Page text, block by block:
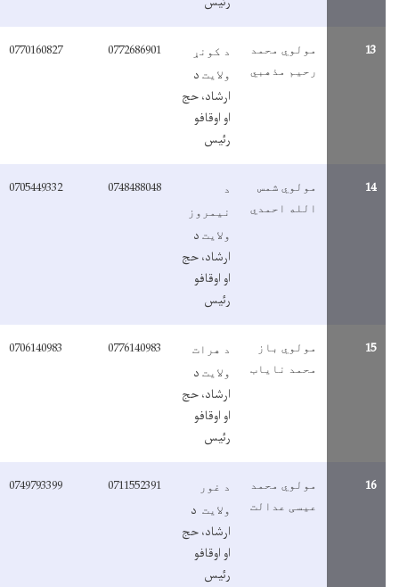
مولوي محمد
رحیم مذهبي
د کونړ
ولایت د
ارشاد، حج
او اوقافو
رئیس
0772686901
0770160827
مولوي شمس
الله احمدي
نیمروز
ولایت د
ارشاد، حج
او اوقافو
رئیس
0748488048
0705449332
مولوي باز
محمد نایاب
د هرات
ولایت د
ارشاد، حج
او اوقافو
رئیس
0776140983
0706140983
مولوي محمد
عیسی عدالت
د غور
ولایتد
ارشاد، حج
او اوقافو
رئیس
0711552391
0749793399